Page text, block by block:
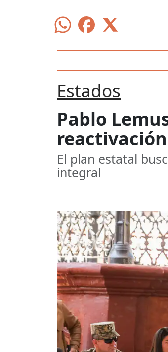
Estados
Pablo
El plan estatal
integral